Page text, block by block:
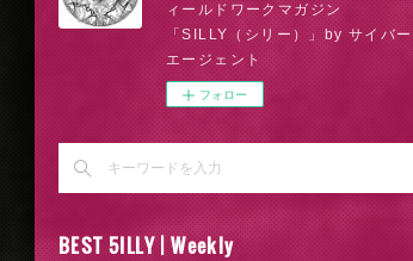
ィールドワークマガジン
「SILLY（シリー）」by サイバー
エージェント
フォロー
BEST 5ILLY | Weekly